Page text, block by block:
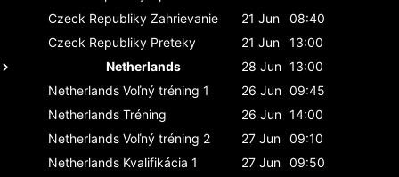
Czeck Republiky Zahrievanie 21 Jun
08:40
Czeck Republiky Preteky 21 Jun
13:00
Netherlands
28 Jun 13:00
Netherlands Voľný tréning 1 26 Jun 09:45
Netherlands Tréning 26 Jun 14:00
Netherlands Voľný tréning 2 27 Jun 09:10
Netherlands Kvalifikácia 1 27 Jun 09:50